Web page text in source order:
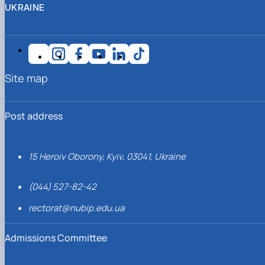
UKRAINE
Post address
15 Heroiv Oborony, Kyiv, 03041, Ukraine
(044) 527-82-42
rectorat@nubip.edu.ua
Admissions Committee
Site map